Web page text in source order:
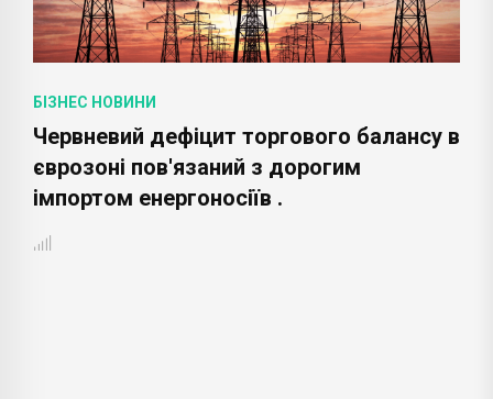
БІЗНЕС НОВИНИ
Червневий дефіцит торгового балансу в
єврозоні пов'язаний з дорогим
імпортом енергоносіїв .